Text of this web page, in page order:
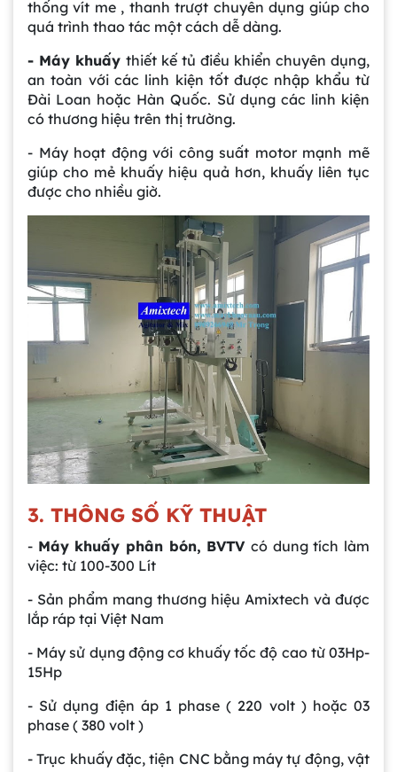
thống vít me , thanh trượt chuyên dụng giúp cho
quá trình thao tác một cách dễ dàng.
- Máy khuấy thiết kế tủ điều khiển chuyên dụng,
an toàn với các linh kiện tốt được nhập khẩu từ
Đài Loan hoặc Hàn Quốc. Sử dụng các linh kiện
có thương hiệu trên thị trường.
- Máy hoạt động với công suất motor mạnh mẽ
giúp cho mẻ khuấy hiệu quả hơn, khuấy liên tục
được cho nhiều giờ.
3. THÔNG SỐ KỸ THUẬT
- Máy khuấy phân bón, BVTVcó dung tích làm
việc: từ 100-300 Lít
- Sản phẩm mang thương hiệu Amixtech và được
lắp ráp tại Việt Nam
- Máy sử dụng động cơ khuấy tốc độ cao từ 03Hp-
15Hp
- Sử dụng điện áp 1 phase ( 220 volt ) hoặc 03
phase ( 380 volt )
- Trục khuấy đặc, tiện CNC bằng máy tự động, vật